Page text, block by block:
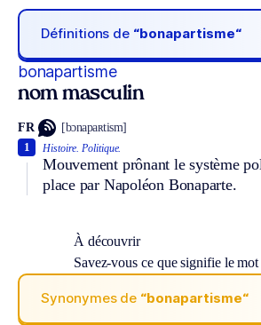
Définitions de “bonapartisme“
bonapartisme
nom masculin
FR [bɔnapaʀtism]
Histoire. Politique.
Mouvement prônant le système
place par Napoléon Bonaparte.
1
À découvrir
Savez-vous ce que signifie le mot
Synonymes de “bonapartisme“